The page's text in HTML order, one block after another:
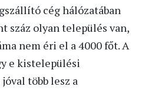
cég hálózatában
száz olyan település van,
nem éri el a 4000 főt. A
e kistelepülési
több lesz a